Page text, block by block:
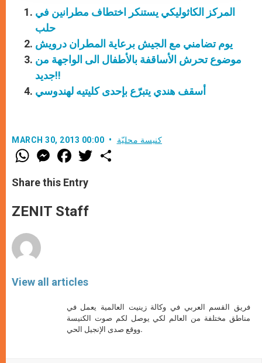
المركز الكاثوليكي يستنكر اختطاف مطرانين في
حلب
يوم تضامني مع الجيش برعاية المطران درويش
موضوع تحرش الأساقفة بالأطفال الى الواجهة من
جديد!!
أسقف هندي يتبرّع بإحدى كليتيه لهندوسي
MARCH 30, 2013 00:00 كنيسة محليّة
W
h
t
s
p
p
M
e
s
e
g
e
F
a
e
b
o
k
w
Share this Entry
ZENIT Staff
View all articles
فريق القسم العربي في وكالة زينيت العالمية يعمل في
مناطق مختلفة من العالم لكي يوصل لكم صوت الكنيسة
ووقع صدى الإنجيل الحي.